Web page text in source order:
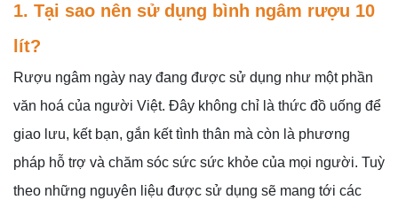
1. Tại sao nên sử dụng bình ngâm rượu 10
lít?
Rượu ngâm ngày nay đang được sử dụng như một phần
văn hoá của người Việt. Đây không chỉ là thức đồ uống để
giao lưu, kết bạn, gắn kết tình thân mà còn là phương
pháp hỗ trợ và chăm sóc sức sức khỏe của mọi người. Tuỳ
theo những nguyên liệu được sử dụng sẽ mang tới các